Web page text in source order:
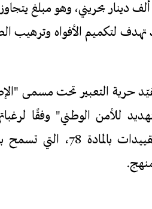
وتنص هذه المادة على عقوبات مالية تصل إلى 50 ألف دينار
لتكميم الأفواه وترهيب
القمعية في المادة 68، التي تقيّد حرية
للأمن الوطني" وفقًا
محتوى مخالف للخط الرسمي. وتُربط هذه